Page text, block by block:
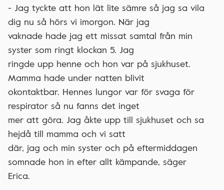
- Jag tyckte att hon lät lite sämre så jag sa vila
dig nu så hörs vi imorgon. När jag
vaknade hade jag ett missat samtal från min
syster som ringt klockan 5. Jag
ringde upp henne och hon var på sjukhuset.
Mamma hade under natten blivit
okontaktbar. Hennes lungor var för svaga för
respirator så nu fanns det inget
mer att göra. Jag åkte upp till sjukhuset och sa
hejdå till mamma och vi satt
där, jag och min syster och på eftermiddagen
somnade hon in efter allt kämpande, säger
Erica.